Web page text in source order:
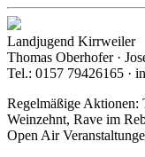
Landjugend Kirrweiler
Thomas Oberhofer ·
Tel.: 0157 79426165 ·
Regelmäßige Aktionen:
Weinzehnt, Rave im
Open Air